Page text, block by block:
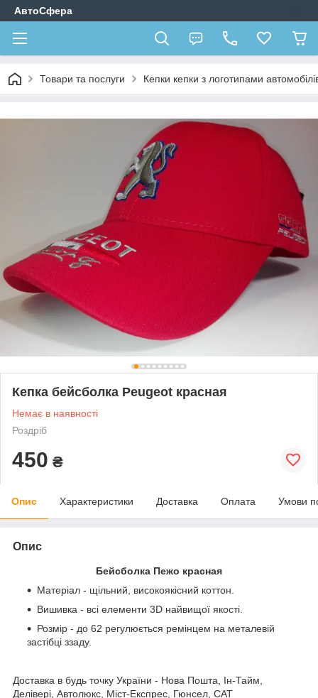
АвтоСфера
Товари та послуги Кепки кепки з логотипами
Кепка бейсболка Peugeot красная
Немає в наявності
Роздріб
450 ₴
Опис Характеристики Доставка Оплата Умови
Опис
Бейсболка Пежо красная
Матеріал - щільний, високоякісний коттон.
Вишивка - всі елементи 3D найвищої якості.
Розмір - до 62 регулюється ремінцем на металевій
застібці ззаду.
Доставка в будь точку України - Нова Пошта, Ін-Тайм,
Делівері, Автолюкс, Міст-Експрес, Гюнсел, САТ